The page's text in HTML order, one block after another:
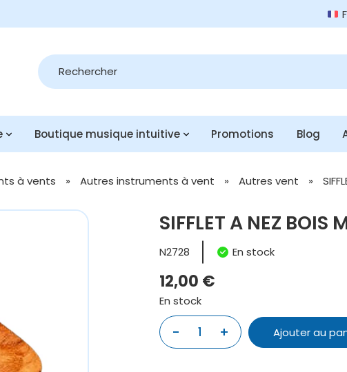
Recherche
de
produits
Boutique musique intuitive Promotions Blog
à vents » Autres instruments à vent » Autres vent »
SIFFLET A NEZ BOIS
N2728 En stock
12,00 €
En stock
-
quantité+ Ajouter au